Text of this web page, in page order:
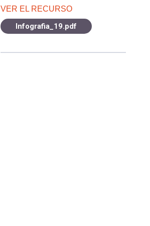
VER EL RECURSO
Infografia_19.pdf